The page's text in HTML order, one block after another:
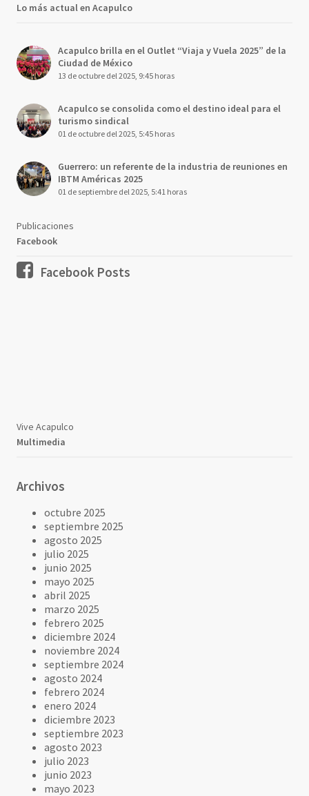
Lo más actual en Acapulco
Acapulco brilla en el Outlet “Viaja y Vuela 2025” de la
Ciudad de México
13 de octubre del 2025, 9:45 horas
Acapulco se consolida como el destino ideal para el
turismo sindical
01 de octubre del 2025, 5:45 horas
Guerrero: un referente de la industria de reuniones en
IBTM Américas 2025
01 de septiembre del 2025, 5:41 horas
Publicaciones
Facebook
Facebook Posts
Vive Acapulco
Multimedia
Archivos
octubre 2025
septiembre 2025
agosto 2025
julio 2025
junio 2025
mayo 2025
abril 2025
marzo 2025
febrero 2025
diciembre 2024
noviembre 2024
septiembre 2024
agosto 2024
febrero 2024
enero 2024
diciembre 2023
septiembre 2023
agosto 2023
julio 2023
junio 2023
mayo 2023